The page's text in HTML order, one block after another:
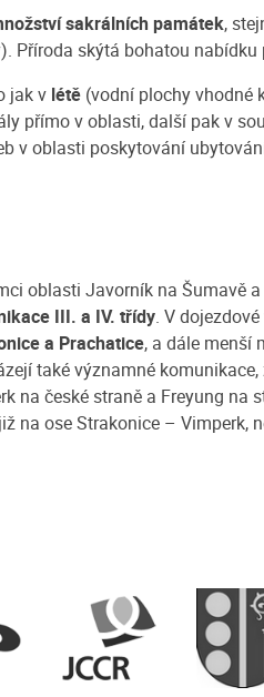
sakrálních památek,
Příroda skýtá bohatou
jak v létě (vodní plochy vhodné
přímo v oblasti, další pak v
v oblasti poskytování
oblasti Javorník na Šumavě
III. a IV. třídy. V
a Prachatice, a dále menší
také významné komunikace,
na české straně a Freyung na
na ose Strakonice – Vimperk,